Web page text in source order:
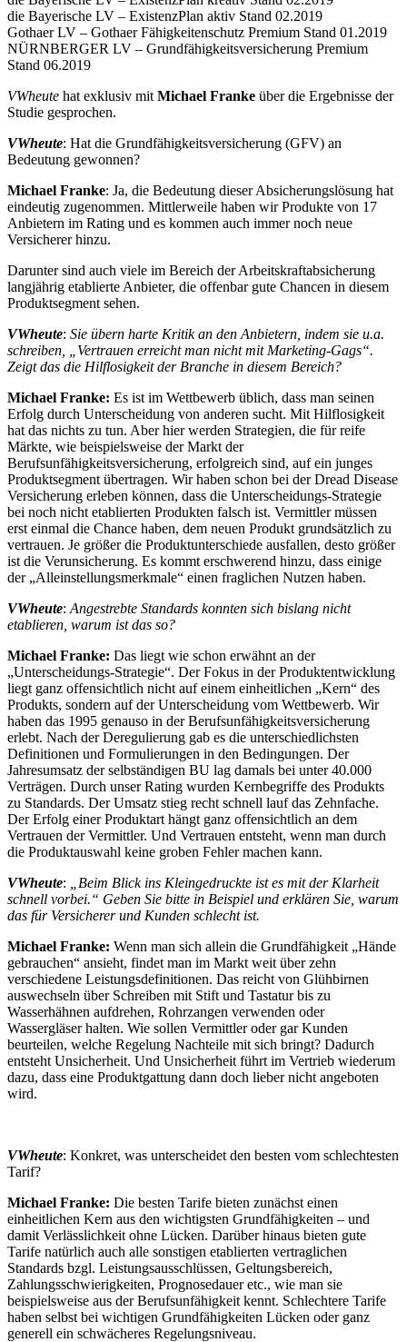
die Bayerische LV – ExistenzPlan aktiv Stand 02.2019
Gothaer LV – Gothaer Fähigkeitenschutz Premium Stand 01.2019
NÜRNBERGER LV – Grundfähigkeitsversicherung Premium
Stand 06.2019
VWheute hat exklusiv mit Michael Franke über die Ergebnisse der
Studie gesprochen.
VWheute: Hat die Grundfähigkeitsversicherung (GFV) an
Bedeutung gewonnen?
Michael Franke: Ja, die Bedeutung dieser Absicherungslösung hat
eindeutig zugenommen. Mittlerweile haben wir Produkte von 17
Anbietern im Rating und es kommen auch immer noch neue
Versicherer hinzu.
Darunter sind auch viele im Bereich der Arbeitskraftabsicherung
langjährig etablierte Anbieter, die offenbar gute Chancen in diesem
Produktsegment sehen.
VWheute: Sie übern harte Kritik an den Anbietern, indem sie u.a.
schreiben, „Vertrauen erreicht man nicht mit Marketing-Gags“.
Zeigt das die Hilflosigkeit der Branche in diesem Bereich?
Michael Franke: Es ist im Wettbewerb üblich, dass man seinen
Erfolg durch Unterscheidung von anderen sucht. Mit Hilflosigkeit
hat das nichts zu tun. Aber hier werden Strategien, die für reife
Märkte, wie beispielsweise der Markt der
Berufsunfähigkeitsversicherung, erfolgreich sind, auf ein junges
Produktsegment übertragen. Wir haben schon bei der Dread Disease
Versicherung erleben können, dass die Unterscheidungs-Strategie
bei noch nicht etablierten Produkten falsch ist. Vermittler müssen
erst einmal die Chance haben, dem neuen Produkt grundsätzlich zu
vertrauen. Je größer die Produktunterschiede ausfallen, desto größer
ist die Verunsicherung. Es kommt erschwerend hinzu, dass einige
der „Alleinstellungsmerkmale“ einen fraglichen Nutzen haben.
VWheute: Angestrebte Standards konnten sich bislang nicht
etablieren, warum ist das so?
Michael Franke: Das liegt wie schon erwähnt an der
„Unterscheidungs-Strategie“. Der Fokus in der Produktentwicklung
liegt ganz offensichtlich nicht auf einem einheitlichen „Kern“ des
Produkts, sondern auf der Unterscheidung vom Wettbewerb. Wir
haben das 1995 genauso in der Berufsunfähigkeitsversicherung
erlebt. Nach der Deregulierung gab es die unterschiedlichsten
Definitionen und Formulierungen in den Bedingungen. Der
Jahresumsatz der selbständigen BU lag damals bei unter 40.000
Verträgen. Durch unser Rating wurden Kernbegriffe des Produkts
zu Standards. Der Umsatz stieg recht schnell lauf das Zehnfache.
Der Erfolg einer Produktart hängt ganz offensichtlich an dem
Vertrauen der Vermittler. Und Vertrauen entsteht, wenn man durch
die Produktauswahl keine groben Fehler machen kann.
VWheute:
„Beim Blick ins Kleingedruckte ist es mit der Klarheit
schnell vorbei.“ Geben Sie bitte in Beispiel und erklären Sie, warum
das für Versicherer und Kunden schlecht ist.
Michael Franke: Wenn man sich allein die Grundfähigkeit „Hände
gebrauchen“ ansieht, findet man im Markt weit über zehn
verschiedene Leistungsdefinitionen. Das reicht von Glühbirnen
auswechseln über Schreiben mit Stift und Tastatur bis zu
Wasserhähnen aufdrehen, Rohrzangen verwenden oder
Wassergläser halten. Wie sollen Vermittler oder gar Kunden
beurteilen, welche Regelung Nachteile mit sich bringt? Dadurch
entsteht Unsicherheit. Und Unsicherheit führt im Vertrieb wiederum
dazu, dass eine Produktgattung dann doch lieber nicht angeboten
wird.
VWheute: Konkret, was unterscheidet den besten vom schlechtesten
Tarif?
Michael Franke: Die besten Tarife bieten zunächst einen
einheitlichen Kern aus den wichtigsten Grundfähigkeiten – und
damit Verlässlichkeit ohne Lücken. Darüber hinaus bieten gute
Tarife natürlich auch alle sonstigen etablierten vertraglichen
Standards bzgl. Leistungsausschlüssen, Geltungsbereich,
Zahlungsschwierigkeiten, Prognosedauer etc., wie man sie
beispielsweise aus der Berufsunfähigkeit kennt. Schlechtere Tarife
haben selbst bei wichtigen Grundfähigkeiten Lücken oder ganz
generell ein schwächeres Regelungsniveau.